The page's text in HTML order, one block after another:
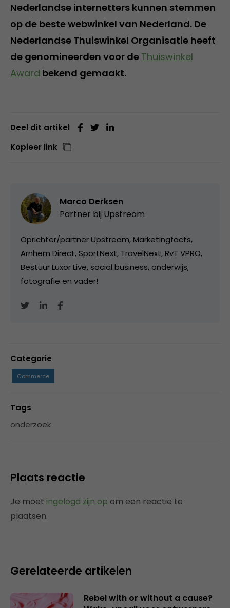
Nederlandse internetters kunnen stemmen
op de beste webwinkel van Nederland. De
Nederlandse Thuiswinkel Organisatie heeft
de genomineerden voor de Thuiswinkel
Award bekend gemaakt.
Deel dit artikel
Kopieer link
Marco Derksen
Partner bij Upstream
Oprichter/partner Upstream, Marketingfacts,
Arnhem Direct, SportNext, TravelNext, RvT VPRO,
Bestuur Luxor Live, social business, onderwijs,
fotografie en vader!
Categorie
Commerce
Tags
onderzoek
Plaats reactie
Je moet ingelogd zijn op om een reactie te
plaatsen.
Gerelateerde artikelen
Rebel with or without a cause?